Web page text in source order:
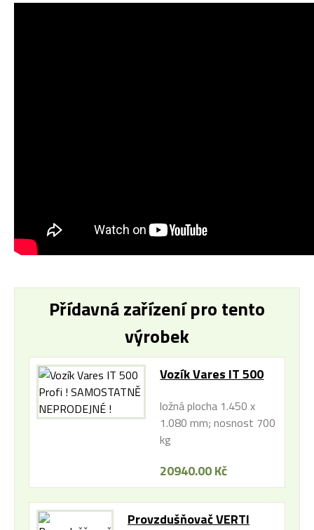
Přídavná zařízení pro tento
výrobek
Vozík Vares IT 500
NEPRODEJNÉ !
ložná plocha 1.450 x
1.080 mm; nosnost 700
kg
20940.00 Kč
Provzdušňovač VERTI